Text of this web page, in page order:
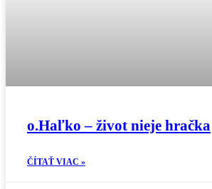
o.Haľko – život nieje hračka
ČÍTAŤ VIAC »